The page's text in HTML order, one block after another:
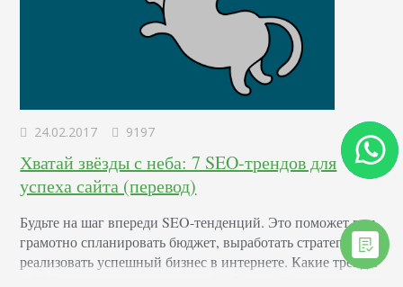
24.02.2017 9197
Хватай звёзды с неба: 7 SEO-трендов для
успеха сайта (перевод)
Будьте на шаг впереди SEO-тенденций. Это поможет вам
грамотно спланировать бюджет, выработать стратегию и
реализовать успешный бизнес в интернете. Какие тренды